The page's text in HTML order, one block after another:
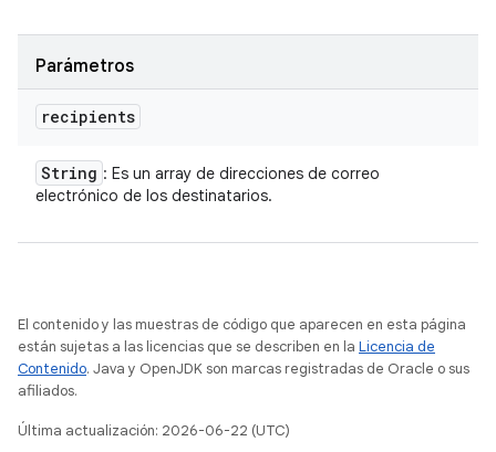
Parámetros
recipients
String : Es un array de direcciones de correo
electrónico de los destinatarios.
El contenido y las muestras de código que aparecen en esta página
están sujetas a las licencias que se describen en la Licencia de
Contenido. Java y OpenJDK son marcas registradas de Oracle o sus
afiliados.
Última actualización: 2026-06-22 (UTC)